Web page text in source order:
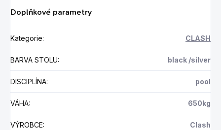
Doplňkové parametry
Kategorie: CLASH
BARVA STOLU: black /silver
DISCIPLÍNA: pool
VÁHA: 650kg
VÝROBCE: Clash